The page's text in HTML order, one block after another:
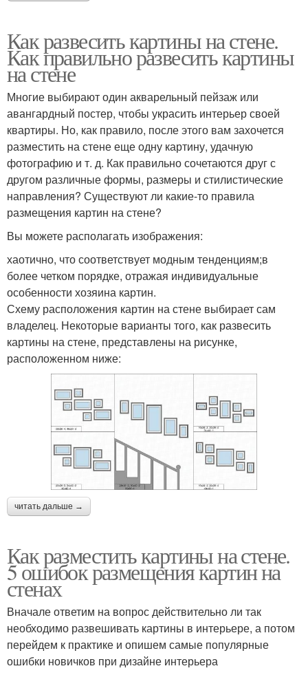
Как развесить картины на стене.
Как правильно развесить картины
на стене
Многие выбирают один акварельный пейзаж или
авангардный постер, чтобы украсить интерьер своей
квартиры. Но, как правило, после этого вам захочется
разместить на стене еще одну картину, удачную
фотографию и т. д. Как правильно сочетаются друг с
другом различные формы, размеры и стилистические
направления? Существуют ли какие-то правила
размещения картин на стене?
Вы можете располагать изображения:
хаотично, что соответствует модным тенденциям;в
более четком порядке, отражая индивидуальные
особенности хозяина картин.
Схему расположения картин на стене выбирает сам
владелец. Некоторые варианты того, как развесить
картины на стене, представлены на рисунке,
расположенном ниже:
читать дальше →
Как разместить картины на стене.
5 ошибок размещения картин на
стенах
Вначале ответим на вопрос действительно ли так
необходимо развешивать картины в интерьере, а потом
перейдем к практике и опишем самые популярные
ошибки новичков при дизайне интерьера